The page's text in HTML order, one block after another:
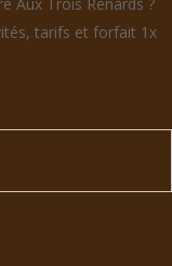
tarifs et forfait 1x